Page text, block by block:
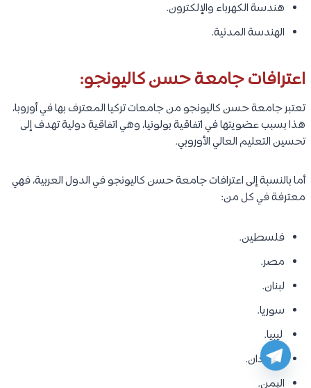
هندسة الكهرباء والإلكترون.
الهندسة المدنية.
اعترافات جامعة حسن كاليونجو:
تعتبر جامعة حسن كاليونجو من جامعات تركيا المعترف بها في أوروبا،
هذا بسبب عضويتها في اتفاقية بولونيا، وهي اتفاقية دولية تهدف إلى
تحسين التعليم العالي الأوروبي.
أما بالنسبة إلى اعترافات جامعة حسن كاليونجو في الدول العربية، فهي
معترفة في كل من:
فلسطين.
مصر.
لبنان.
سوريا.
ليبيا.
السودان.
اليمن.